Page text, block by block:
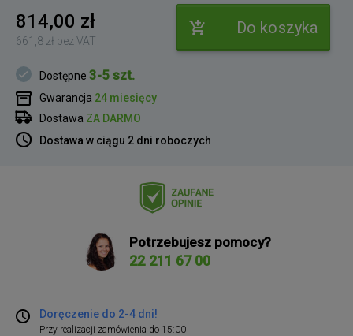
814,00 zł
661,8 zł bez VAT
Do koszyka
Dostępne3-5 szt.
Gwarancja 24 miesięcy
Dostawa ZA DARMO
Dostawa w ciągu 2 dni roboczych
Potrzebujesz pomocy?
22 211 67 00
Doręczenie do 2-4 dni!
Przy realizacji zamówienia do 15:00